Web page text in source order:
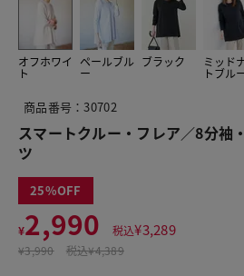
オフホワイ
ト
ペールブル
ー
ブラック ミッド
トブル
商品番号：30702
スマートクルー・フレア／8分袖
ツ
25
¥2,990 税込¥3,289
¥3,990 税込¥4,389
この商品をシェアする